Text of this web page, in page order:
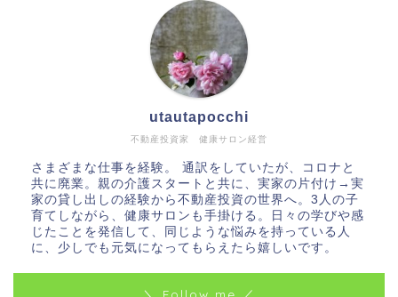
不動産投資家 健康サロン経営
utautapocchi
さまざまな仕事を経験。 通訳をしていたが、コロナと
共に廃業。親の介護スタートと共に、実家の片付け→実
家の貸し出しの経験から不動産投資の世界へ。3人の子
育てしながら、健康サロンも手掛ける。日々の学びや感
じたことを発信して、同じような悩みを持っている人
に、少しでも元気になってもらえたら嬉しいです。
＼ Follow me ／